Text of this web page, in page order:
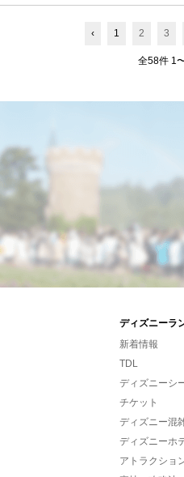
‹ 1 2 3
全58件 1
ディズニーラ
新着情報
TDL
ディズニーシ
チケット
ディズニー混
ディズニーホ
アトラクショ